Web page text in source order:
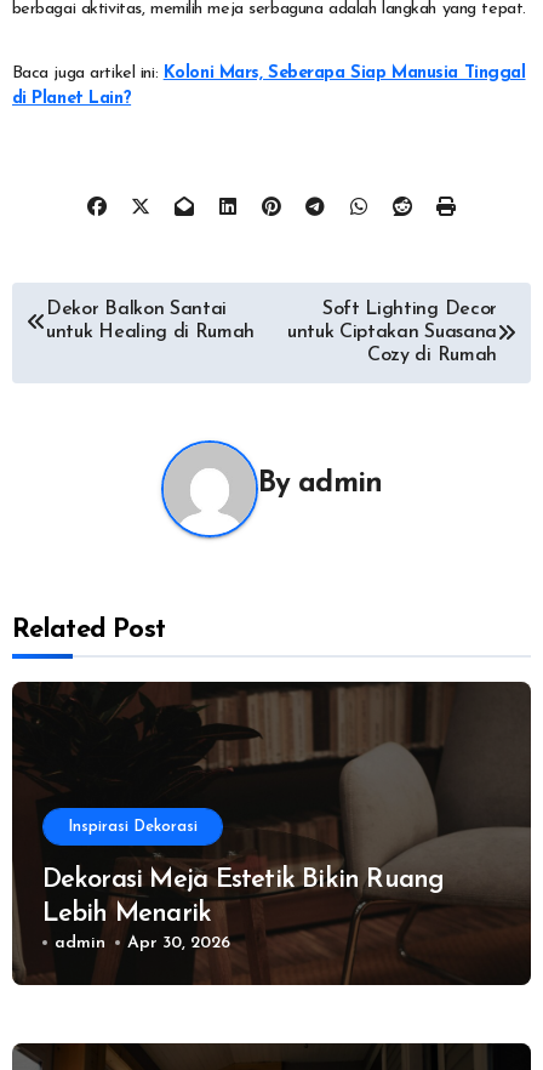
berbagai aktivitas, memilih meja serbaguna adalah langkah yang tepat.
Baca juga artikel ini: Koloni Mars, Seberapa Siap Manusia Tinggal
di Planet Lain?
Post
Dekor Balkon Santai
untuk Healing di Rumah
Soft Lighting Decor
untuk Ciptakan Suasana
Cozy di Rumah
By admin
Related Post
Inspirasi Dekorasi
Dekorasi Meja Estetik Bikin Ruang
Lebih Menarik
admin Apr 30, 2026